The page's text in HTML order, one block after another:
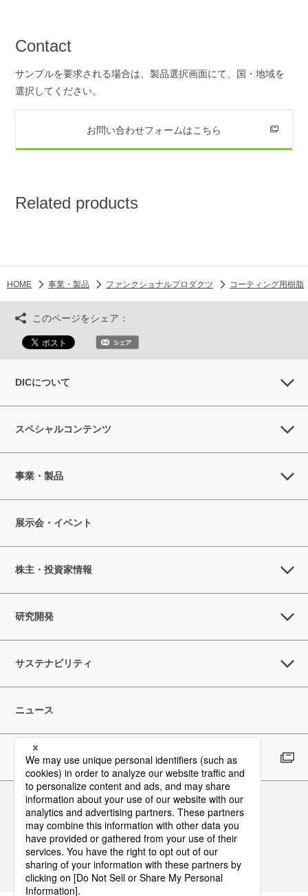
Contact
サンプルを要求される場合は、製品選択画面にて、国・地域を
選択してください。
お問い合わせフォームはこちら
Related products
HOME 事業・製品 ファンクショナルプロダクツ コーティング用樹脂
このページをシェア：
DICについて
スペシャルコンテンツ
事業・製品
展示会・イベント
株主・投資家情報
研究開発
サステナビリティ
ニュース
採用情報
Follow Us